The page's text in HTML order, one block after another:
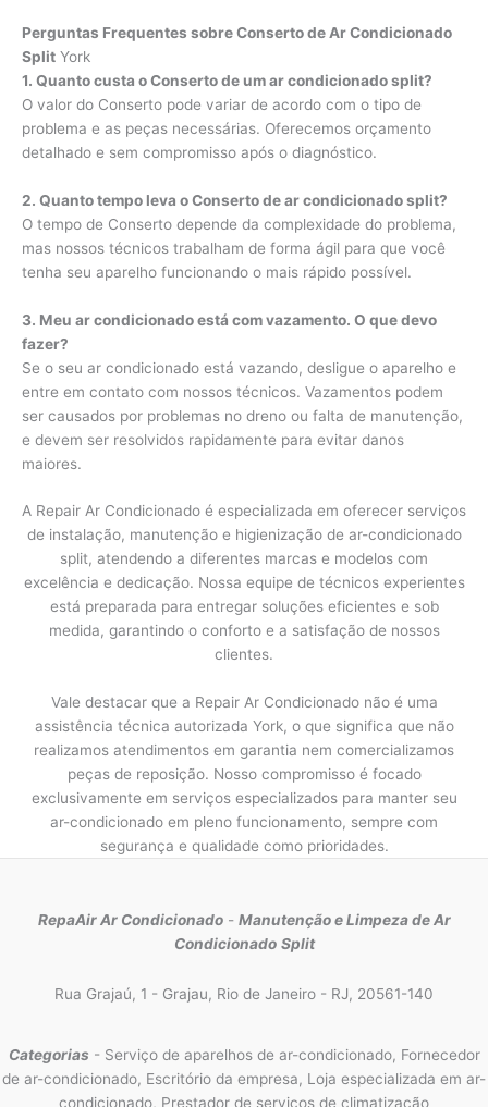
Perguntas Frequentes sobre Conserto de Ar Condicionado
Split York
1. Quanto custa o Conserto de um ar condicionado split?
O valor do Conserto pode variar de acordo com o tipo de
problema e as peças necessárias. Oferecemos orçamento
detalhado e sem compromisso após o diagnóstico.
2. Quanto tempo leva o Conserto de ar condicionado split?
O tempo de Conserto depende da complexidade do problema,
mas nossos técnicos trabalham de forma ágil para que você
tenha seu aparelho funcionando o mais rápido possível.
3. Meu ar condicionado está com vazamento. O que devo
fazer?
Se o seu ar condicionado está vazando, desligue o aparelho e
entre em contato com nossos técnicos. Vazamentos podem
ser causados por problemas no dreno ou falta de manutenção,
e devem ser resolvidos rapidamente para evitar danos
maiores.
A Repair Ar Condicionado é especializada em oferecer serviços
de instalação, manutenção e higienização de ar-condicionado
split, atendendo a diferentes marcas e modelos com
excelência e dedicação. Nossa equipe de técnicos experientes
está preparada para entregar soluções eficientes e sob
medida, garantindo o conforto e a satisfação de nossos
clientes.
Vale destacar que a Repair Ar Condicionado não é uma
assistência técnica autorizada York, o que significa que não
realizamos atendimentos em garantia nem comercializamos
peças de reposição. Nosso compromisso é focado
exclusivamente em serviços especializados para manter seu
ar-condicionado em pleno funcionamento, sempre com
segurança e qualidade como prioridades.
RepaAir Ar Condicionado- Manutenção e Limpeza de Ar
Condicionado Split
Rua Grajaú, 1 - Grajau, Rio de Janeiro - RJ, 20561-140
Categorias - Serviço de aparelhos de ar-condicionado, Fornecedor
de ar-condicionado, Escritório da empresa, Loja especializada em ar-
condicionado, Prestador de serviços de climatização